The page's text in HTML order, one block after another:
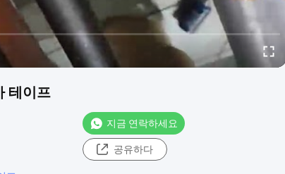
테이프
지금 연락하세요
공유하다